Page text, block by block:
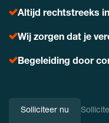
Altijd rechtstreeks
Wij zorgen dat je
Begeleiding door
Solliciteer nu